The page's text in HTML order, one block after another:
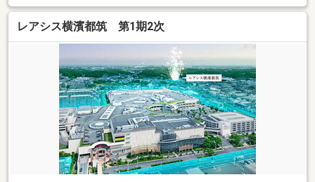
レアシス横濱都筑 第1期2次